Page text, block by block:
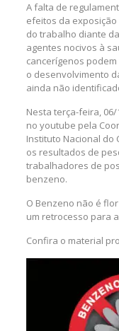
A falta de
efeitos da
do trabalho diante
agentes nocivos à
cancerígenos
o desenvolvimento
ainda não
Nesta terça-feira,
no youtube pela
Instituto Nacional do
os resultados de
trabalhadores de
benzeno.
O Benzeno não é
um retrocesso para
Confira o material